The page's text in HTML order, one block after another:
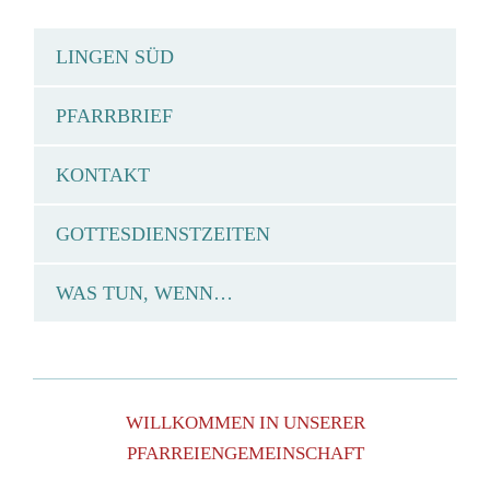
LINGEN SÜD
PFARRBRIEF
KONTAKT
GOTTESDIENSTZEITEN
WAS TUN, WENN…
WILLKOMMEN IN UNSERER
PFARREIENGEMEINSCHAFT